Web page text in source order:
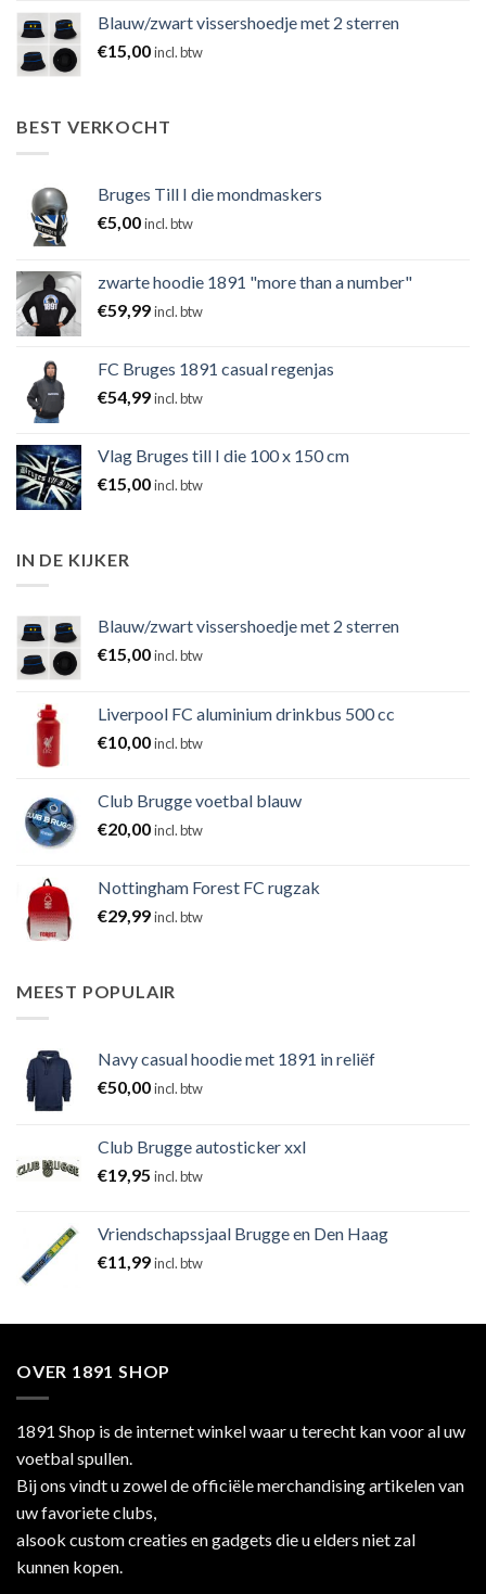
Blauw/zwart vissershoedje met 2 sterren
€15,00incl. btw
BEST VERKOCHT
Bruges Till I die mondmaskers
€5,00incl. btw
zwarte hoodie 1891 "more than a number"
€59,99incl. btw
FC Bruges 1891 casual regenjas
€54,99incl. btw
Vlag Bruges till I die 100 x 150 cm
€15,00incl. btw
IN DE KIJKER
Blauw/zwart vissershoedje met 2 sterren
€15,00incl. btw
Liverpool FC aluminium drinkbus 500 cc
€10,00incl. btw
Club Brugge voetbal blauw
€20,00incl. btw
Nottingham Forest FC rugzak
€29,99incl. btw
MEEST POPULAIR
Navy casual hoodie met 1891 in reliëf
€50,00incl. btw
Club Brugge autosticker xxl
€19,95 incl. btw
Vriendschapssjaal Brugge en Den Haag
€11,99incl. btw
OVER 1891 SHOP
1891 Shop is de internet winkel waar u terecht kan voor al uw
voetbal spullen.
Bij ons vindt u zowel de officiële merchandising artikelen van
uw favoriete clubs,
alsook custom creaties en gadgets die u elders niet zal
kunnen kopen.